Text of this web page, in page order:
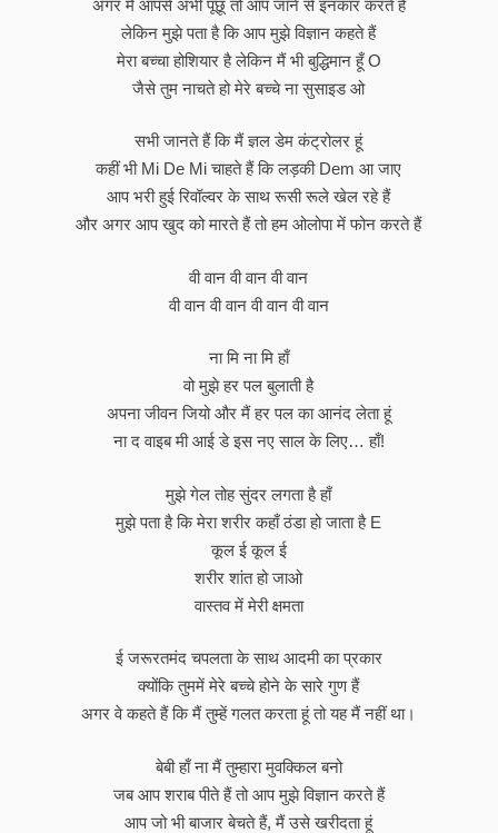
अगर मैं आपसे अभी पूछूं तो आप जाने से इनकार करते हैं
लेकिन मुझे पता है कि आप मुझे विज्ञान कहते हैं
मेरा बच्चा होशियार है लेकिन मैं भी बुद्धिमान हूँ O
जैसे तुम नाचते हो मेरे बच्चे ना सुसाइड ओ
सभी जानते हैं कि मैं ज्ञल डेम कंट्रोलर हूं
कहीं भी Mi De Mi चाहते हैं कि लड़की Dem आ जाए
आप भरी हुई रिवॉल्वर के साथ रूसी रूले खेल रहे हैं
और अगर आप खुद को मारते हैं तो हम ओलोपा में फोन करते हैं
वी वान वी वान वी वान
वी वान वी वान वी वान वी वान
ना मि ना मि हाँ
वो मुझे हर पल बुलाती है
अपना जीवन जियो और मैं हर पल का आनंद लेता हूं
ना द वाइब मी आई डे इस नए साल के लिए… हाँ!
मुझे गेल तोह सुंदर लगता है हाँ
मुझे पता है कि मेरा शरीर कहाँ ठंडा हो जाता है E
कूल ई कूल ई
शरीर शांत हो जाओ
वास्तव में मेरी क्षमता
ई जरूरतमंद चपलता के साथ आदमी का प्रकार
क्योंकि तुममें मेरे बच्चे होने के सारे गुण हैं
अगर वे कहते हैं कि मैं तुम्हें गलत करता हूं तो यह मैं नहीं था।
बेबी हाँ ना मैं तुम्हारा मुवक्किल बनो
जब आप शराब पीते हैं तो आप मुझे विज्ञान करते हैं
आप जो भी बाजार बेचते हैं, मैं उसे खरीदता हूं